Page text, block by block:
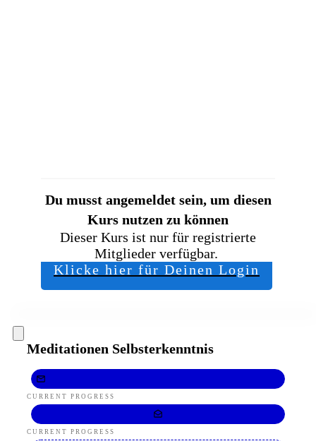
Du musst angemeldet sein, um diesen
Kurs nutzen zu können
Dieser Kurs ist nur für registrierte
Mitglieder verfügbar.
Klicke hier für Deinen Login
Meditationen Selbsterkenntnis
CURRENT PROGRESS
CURRENT PROGRESS